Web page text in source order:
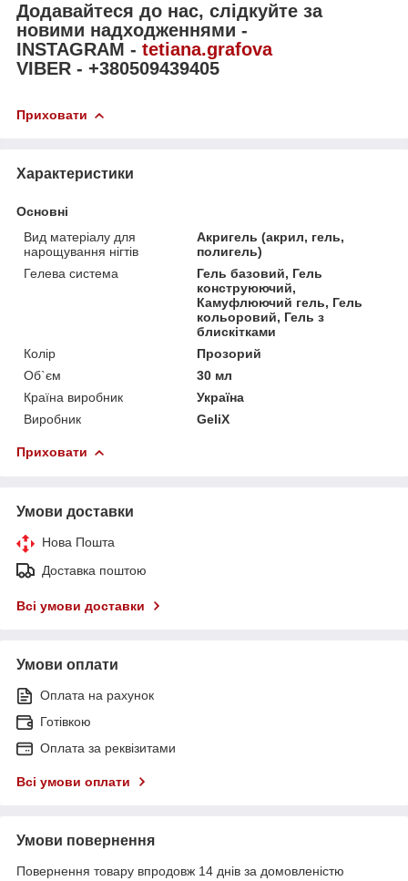
Додавайтеся до нас, слідкуйте за
новими надходженнями -
INSTAGRAM - tetiana.grafova
VIBER - +380509439405
Приховати
Характеристики
Основні
Вид матеріалу для
нарощування нігтів
Акригель (акрил, гель,
полигель)
Гелева система
Гель базовий, Гель
конструюючий,
Камуфлюючий гель, Гель
кольоровий, Гель з
блискітками
Колір
Прозорий
Об`єм
30 мл
Країна виробник
Україна
Виробник
GeliX
Приховати
Умови доставки
Нова Пошта
Доставка поштою
Всі умови доставки
Умови оплати
Оплата на рахунок
Готівкою
Оплата за реквізитами
Всі умови оплати
Умови повернення
Повернення товару впродовж 14 днів за домовленістю